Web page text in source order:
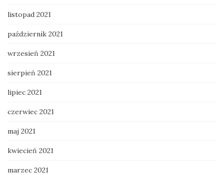
listopad 2021
październik 2021
wrzesień 2021
sierpień 2021
lipiec 2021
czerwiec 2021
maj 2021
kwiecień 2021
marzec 2021